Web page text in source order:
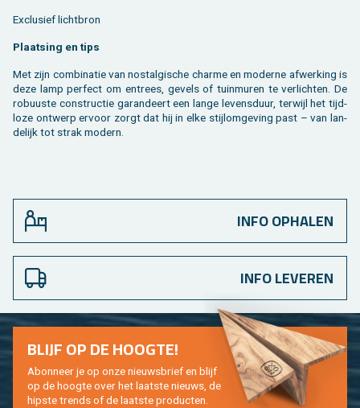
Ex­clu­sief licht­bron
Plaat­sing en tips
Met zijn com­bi­na­tie van nos­tal­gi­sche char­me en mo­der­ne af­wer­king is
deze lamp per­fect om en­trees, ge­vels of tuin­mu­ren te ver­lich­ten. De
ro­buus­te con­struc­tie ga­ran­deert een lange le­vens­duur, ter­wijl het tijd­
lo­ze ont­werp er­voor zorgt dat hij in elke stij­lom­ge­ving past – van lan­
de­lijk tot strak mo­dern.
INFO OPHALEN
INFO LEVEREN
BLIJF OP DE HOOG­TE!
Abon­neer je op onze nieuws­brief en blijf
op de hoog­te over het laat­ste nieuws, de
hip­s­te trends of de laat­ste pro­duc­ten.